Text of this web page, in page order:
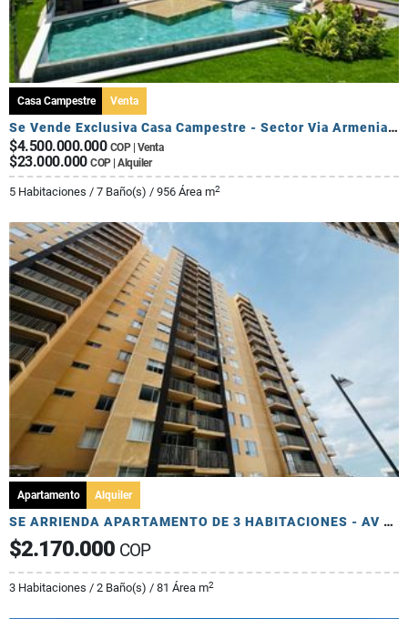
Casa Campestre Venta
Se Vende Exclusiva Casa Campestre - Sector Via Armenia Calarca
$4.500.000.000 COP | Venta
$23.000.000 COP | Alquiler
5 Habitaciones / 7 Baño(s) / 956 Área m2
Apartamento Alquiler
SE ARRIENDA APARTAMENTO DE 3 HABITACIONES - AV 19 NORTE
$2.170.000 COP
3 Habitaciones / 2 Baño(s) / 81 Área m2